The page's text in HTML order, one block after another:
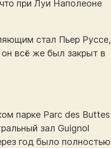
при Луи Наполеоне
стал Пьер Руссе,
всё же был закрыт в
парке Parc des Buttes
зал Guignol
год было полностью